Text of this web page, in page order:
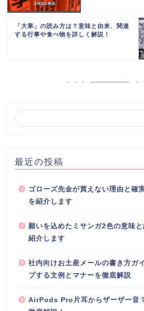
「大寒」の読み方は？意味と由来、関連
する行事や食べ物を詳しく解説！
最近の投稿
ゴローズ先金が買えない理由と確
を紹介します
願いを込めたミサンガ2色の意味
紹介します
社内向けお土産メールの書き方ガ
プする文例とマナーを徹底解説
AirPods Pro片耳からザーザー音